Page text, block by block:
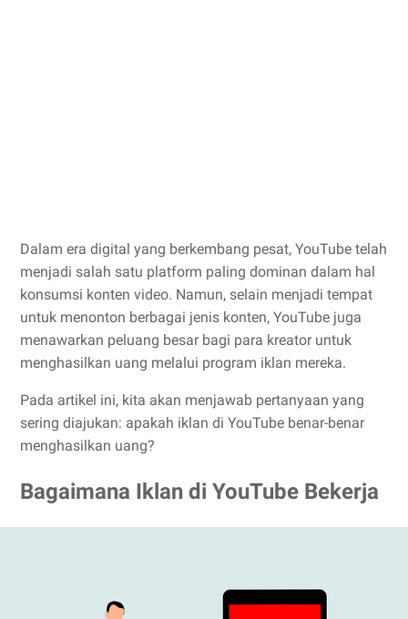
Dalam era digital yang berkembang pesat, YouTube telah
menjadi salah satu platform paling dominan dalam hal
konsumsi konten video. Namun, selain menjadi tempat
untuk menonton berbagai jenis konten, YouTube juga
menawarkan peluang besar bagi para kreator untuk
menghasilkan uang melalui program iklan mereka.
Pada artikel ini, kita akan menjawab pertanyaan yang
sering diajukan: apakah iklan di YouTube benar-benar
menghasilkan uang?
Bagaimana Iklan di YouTube Bekerja